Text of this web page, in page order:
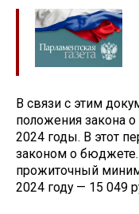
В связи с этим
положения закона
2024 годы. В этот
законом о бюджете.
прожиточный
2024 году — 15 049